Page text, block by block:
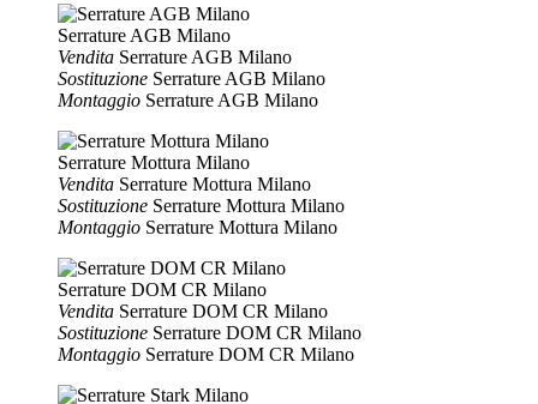
Serrature AGB Milano
Vendita Serrature AGB Milano
Sostituzione Serrature AGB Milano
Montaggio Serrature AGB Milano
Serrature Mottura Milano
Vendita Serrature Mottura Milano
Sostituzione Serrature Mottura Milano
Montaggio Serrature Mottura Milano
Serrature DOM CR Milano
Vendita Serrature DOM CR Milano
Sostituzione Serrature DOM CR Milano
Montaggio Serrature DOM CR Milano